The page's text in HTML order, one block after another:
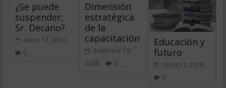
¿Se puede
suspender,
Sr. Decano?
enero 13, 2010
0
Dimensión
estratégica
de la
capacitación
diciembre 19,
2008
0
Educación y
futuro
agosto 7, 2018
0